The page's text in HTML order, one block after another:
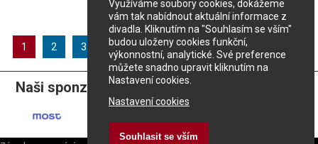
Využíváme soubory cookies, dokážeme
vám tak nabídnout aktuální informace z
divadla. Kliknutím na "Souhlasím se vším"
budou uloženy cookies funkční,
výkonnostní, analytické. Své preference
můžete snadno upravit kliknutím na
Nastavení cookies.
Nastavení cookies
Souhlasit se vším
1 2 3
Naši sponzoři: